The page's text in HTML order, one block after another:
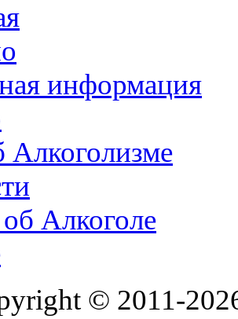
информация
Алкоголизме
Алкоголе
© 2011-